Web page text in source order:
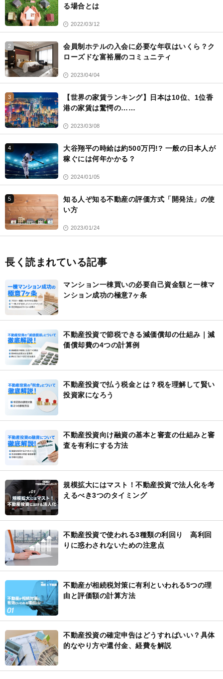
る場合とは
2022/03/12
2
会員制ホテルの入会に必要な年収はいくら？ク
ローズドな富裕層のコミュニティ
2023/04/04
3
【世界の家賃ランキング】日本は10位、1位香
港の家賃は驚愕の……
2023/03/08
4
大谷翔平の時給は約500万円!? 一般の日本人が
稼ぐには何年かかる？
2024/01/05
5
知る人ぞ知る不動産の評価方式「開発法」の使
い方
2023/01/24
長く読まれている記事
マンション一棟買いの必要自己資金額と一棟マ
ンション成功の極意7ヶ条
不動産投資で節税できる減価償却の仕組み｜減
価償却費の4つの計算例
不動産投資で払う税金とは？税を理解して賢い
投資家になろう
不動産投資向け融資の基本と審査の仕組みと審
査を有利にする方法
規模拡大にはマスト！不動産投資で法人化を考
えるべき3つのタイミング
不動産投資で使われる3種類の利回り 高利回
りに惑わされないための注意点
不動産が相続税対策に有利といわれる5つの理
由と評価額の計算方法
不動産投資の確定申告はどうすればいい？具体
的なやり方や還付金、経費を解説